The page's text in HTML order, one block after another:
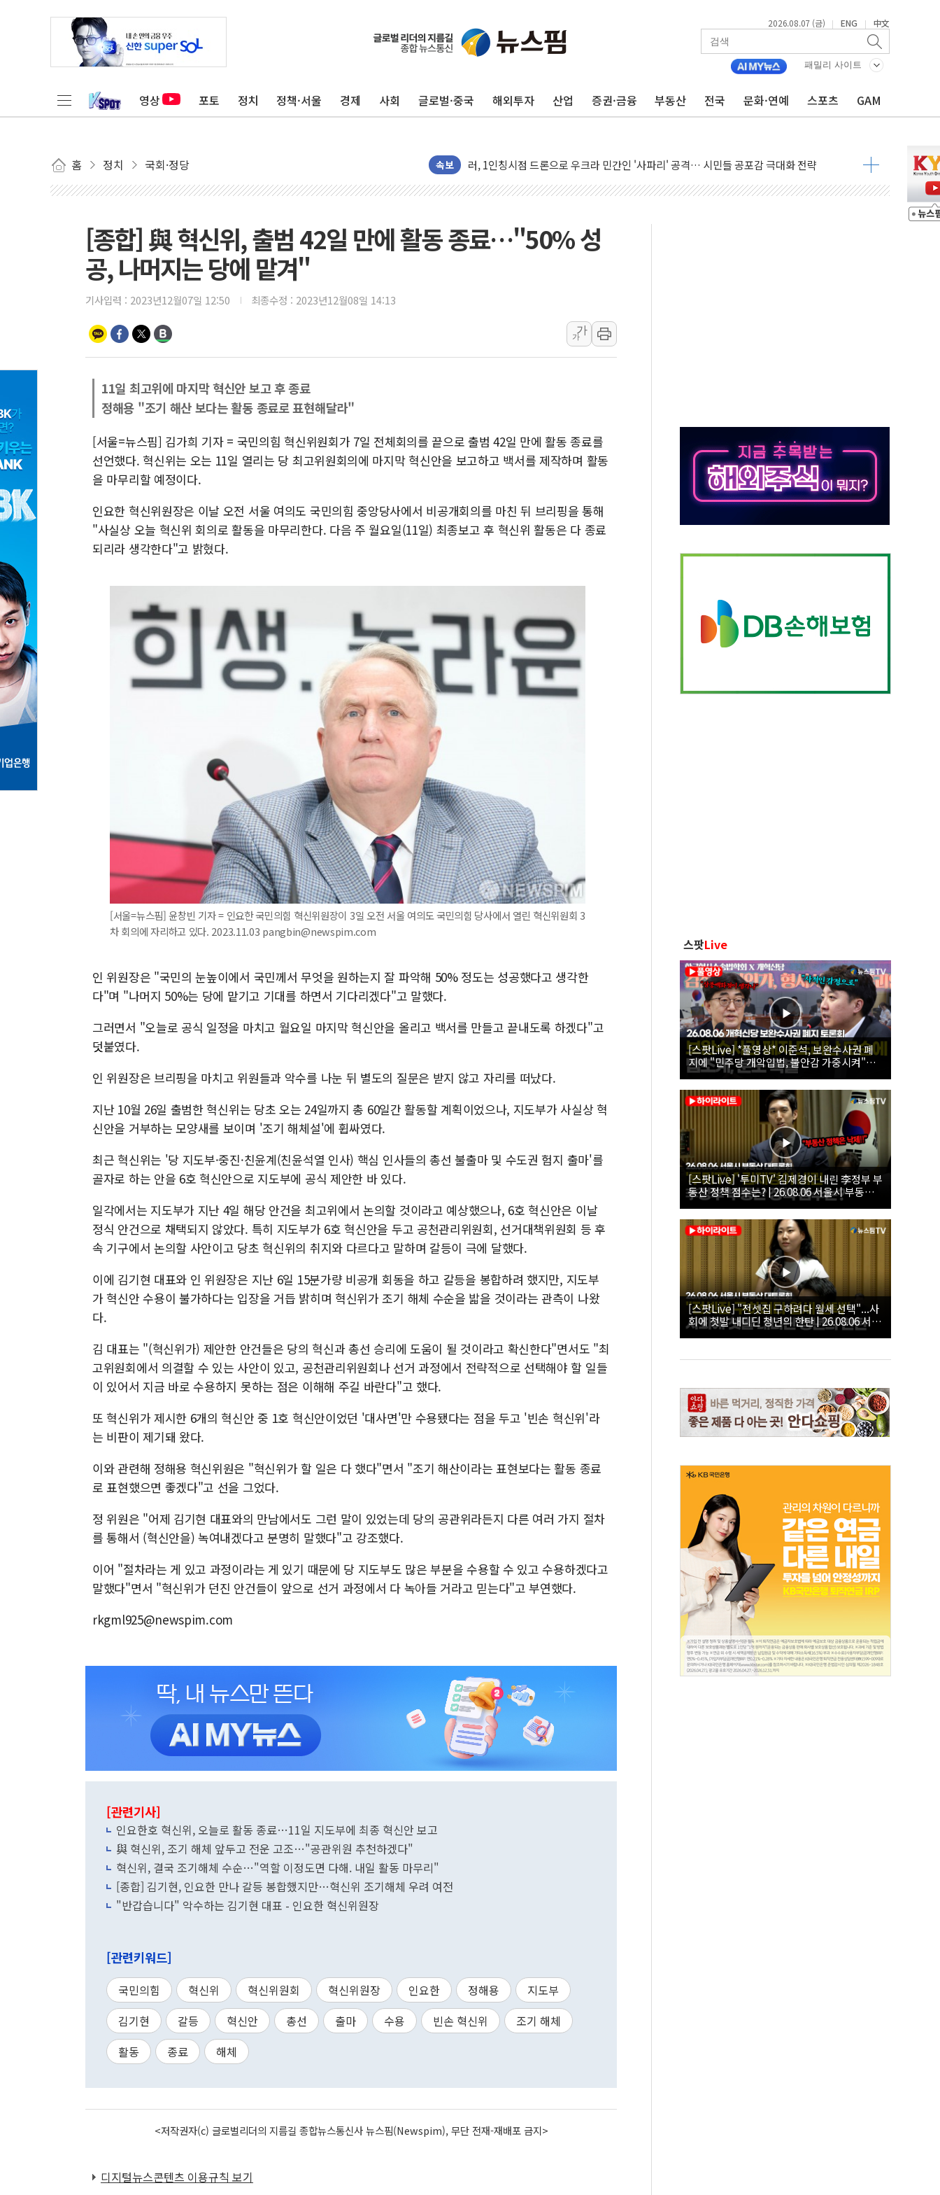
2026.08.07 (금) | ENG | 中文
패밀리 사이트
영상 포토 정치 정책·서울 경제 사회 글로벌·중국 해외투자 산업 증권·금융 부동산 전국 문화·연예 스포츠 GAM
홈 정치 국회·정당 속보
유럽증시, 견조한 실적 소화하며 대부분 상승… "2분기 기업 순이익 21% 증가" 전망
리투아니아 국방 "러, 우크라 드론으로 나토 회원국 공격 검토… 거짓 깃발 작전"
구광모, 내주 실리콘밸리서 젠슨 황 재회…로봇·AI 데이터센터·모빌리티 구체화
김정관 장관 "영업이익 N% 성과급 반대…상법·자본시장법 개정 논의"
뉴욕증시 프리뷰, 미 주가선물 AI주 차익실현 속 혼조세...웨스턴디지털·샌디스크↓
금값 7주 만에 최고…美 고용 둔화·호르무즈 재개방 기대에 강세
[인도증시] 중동 긴장 완화에 실적 호조까지, 상승...호실적 보고 기업 상승세 뚜렷
양주 섬유염색공장서 화재 1명 중상…대응 1단계 진압 중
김정관 산업부 장관 "주 52시간 손봐야, 경쟁상대 中과 비교해야"
동해해경, 독도 해상서 부유물 감긴 어선 구조
주한미군 "오산기지 누출, 백린 아닌 무해한 표면 부식 물질"
구미 폐염산처리업체서 불 2시간30여분만에 진화...외국인 노동자 숨져
[종합] 與 혁신위, 출범 42일 만에 활동 종료…"50% 성
공, 나머지는 당에 맡겨"
기사입력 : 2023년12월07일 12:50 최종수정 : 2023년12월08일 14:13
가
가
11일 최고위에 마지막 혁신안 보고 후 종료
정해용 "조기 해산 보다는 활동 종료로 표현해달라"
[서울=뉴스핌] 김가희 기자 = 국민의힘 혁신위원회가 7일 전체회의를 끝으로 출범 42일 만에 활동 종료를
선언했다. 혁신위는 오는 11일 열리는 당 최고위원회의에 마지막 혁신안을 보고하고 백서를 제작하며 활동
을 마무리할 예정이다.
인요한 혁신위원장은 이날 오전 서울 여의도 국민의힘 중앙당사에서 비공개회의를 마친 뒤 브리핑을 통해
"사실상 오늘 혁신위 회의로 활동을 마무리한다. 다음 주 월요일(11일) 최종보고 후 혁신위 활동은 다 종료
되리라 생각한다"고 밝혔다.
[서울=뉴스핌] 윤창빈 기자 = 인요한 국민의힘 혁신위원장이 3일 오전 서울 여의도 국민의힘 당사에서 열린 혁신위원회 3
차 회의에 자리하고 있다. 2023.11.03 pangbin@newspim.com
인 위원장은 "국민의 눈높이에서 국민께서 무엇을 원하는지 잘 파악해 50% 정도는 성공했다고 생각한
다"며 "나머지 50%는 당에 맡기고 기대를 하면서 기다리겠다"고 말했다.
그러면서 "오늘로 공식 일정을 마치고 월요일 마지막 혁신안을 올리고 백서를 만들고 끝내도록 하겠다"고
덧붙였다.
인 위원장은 브리핑을 마치고 위원들과 악수를 나눈 뒤 별도의 질문은 받지 않고 자리를 떠났다.
지난 10월 26일 출범한 혁신위는 당초 오는 24일까지 총 60일간 활동할 계획이었으나, 지도부가 사실상 혁
신안을 거부하는 모양새를 보이며 '조기 해체설'에 휩싸였다.
최근 혁신위는 '당 지도부·중진·친윤계(친윤석열 인사) 핵심 인사들의 총선 불출마 및 수도권 험지 출마'를
골자로 하는 안을 6호 혁신안으로 지도부에 공식 제안한 바 있다.
일각에서는 지도부가 지난 4일 해당 안건을 최고위에서 논의할 것이라고 예상했으나, 6호 혁신안은 이날
정식 안건으로 채택되지 않았다. 특히 지도부가 6호 혁신안을 두고 공천관리위원회, 선거대책위원회 등 후
속 기구에서 논의할 사안이고 당초 혁신위의 취지와 다르다고 말하며 갈등이 극에 달했다.
이에 김기현 대표와 인 위원장은 지난 6일 15분가량 비공개 회동을 하고 갈등을 봉합하려 했지만, 지도부
가 혁신안 수용이 불가하다는 입장을 거듭 밝히며 혁신위가 조기 해체 수순을 밟을 것이라는 관측이 나왔
다.
김 대표는 "(혁신위가) 제안한 안건들은 당의 혁신과 총선 승리에 도움이 될 것이라고 확신한다"면서도 "최
고위원회에서 의결할 수 있는 사안이 있고, 공천관리위원회나 선거 과정에서 전략적으로 선택해야 할 일들
이 있어서 지금 바로 수용하지 못하는 점은 이해해 주길 바란다"고 했다.
또 혁신위가 제시한 6개의 혁신안 중 1호 혁신안이었던 '대사면'만 수용됐다는 점을 두고 '빈손 혁신위'라
는 비판이 제기돼 왔다.
이와 관련해 정해용 혁신위원은 "혁신위가 할 일은 다 했다"면서 "조기 해산이라는 표현보다는 활동 종료
로 표현했으면 좋겠다"고 선을 그었다.
정 위원은 "어제 김기현 대표와의 만남에서도 그런 말이 있었는데 당의 공관위라든지 다른 여러 가지 절차
를 통해서 (혁신안을) 녹여내겠다고 분명히 말했다"고 강조했다.
이어 "절차라는 게 있고 과정이라는 게 있기 때문에 당 지도부도 많은 부분을 수용할 수 있고 수용하겠다고
말했다"면서 "혁신위가 던진 안건들이 앞으로 선거 과정에서 다 녹아들 거라고 믿는다"고 부연했다.
rkgml925@newspim.com
[관련기사]
인요한호 혁신위, 오늘로 활동 종료…11일 지도부에 최종 혁신안 보고
與 혁신위, 조기 해체 앞두고 전운 고조…"공관위원 추천하겠다"
혁신위, 결국 조기해체 수순…"역할 이정도면 다해. 내일 활동 마무리"
[종합] 김기현, 인요한 만나 갈등 봉합했지만…혁신위 조기해체 우려 여전
"반갑습니다" 악수하는 김기현 대표 - 인요한 혁신위원장
[관련키워드]
국민의힘 혁신위 혁신위원회 혁신위원장 인요한 정해용
지도부
김기현
갈등 혁신안 총선 출마 수용 빈손 혁신위
조기 해체
활동
종료 해체
<저작권자(c) 글로벌리더의 지름길 종합뉴스통신사 뉴스핌(Newspim), 무단 전재-재배포 금지>
디지털뉴스콘텐츠 이용규칙 보기
스팟Live
[스팟Live] *풀영상* 이준석, 보완수사권 폐
지에 "민주당 개악입법, 불안감 가중시켜"｜
26.08.06 개혁신당 보완수사권 폐지 토론회
[스팟Live] '투미TV' 김제경이 내린 李정부 부
동산 정책 점수는? | 26.08.06 서울시 부동산
대토론회
[스팟Live] "전셋집 구하려다 월세 선택"...사
회에 첫발 내디딘 청년의 한탄 | 26.08.06 서울
시 부동산 대토론회